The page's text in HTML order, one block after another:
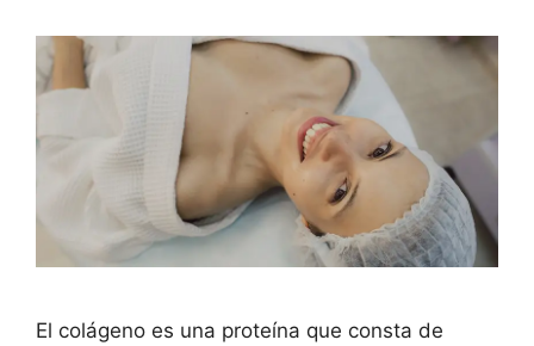
El colágeno es una proteína que consta de